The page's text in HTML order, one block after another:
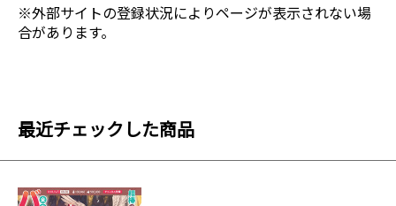
※外部サイトの登録状況によりページが表示されない場
合があります。
最近チェックした商品